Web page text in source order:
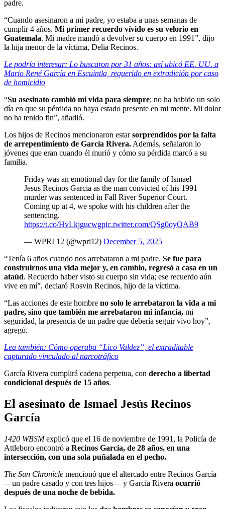
padre.
“Cuando asesinaron a mi padre, yo estaba a unas semanas de
cumplir 4 años. Mi primer recuerdo vívido es su velorio en
Guatemala. Mi madre mandó a devolver su cuerpo en 1991”, dijo
la hija menor de la víctima, Delia Recinos.
Le podría interesar: Lo buscaron por 31 años: así ubicó EE. UU. a
Mario René García en Escuintla, requerido en extradición por caso
de homicidio
“Su asesinato cambió mi vida para siempre; no ha habido un solo
día en que su pérdida no haya estado presente en mi mente. Mi dolor
no ha tenido fin”, añadió.
Los hijos de Recinos mencionaron estarsorprendidos por la falta
de arrepentimiento de García Rivera. Además, señalaron lo
jóvenes que eran cuando él murió y cómo su pérdida marcó a su
familia.
Friday was an emotional day for the family of Ismael
Jesus Recinos Garcia as the man convicted of his 1991
murder was sentenced in Fall River Superior Court.
Coming up at 4, we spoke with his children after the
sentencing.
https://t.co/HvLkjgucwgpic.twitter.com/QSg0oyQAB9
— WPRI 12 (@wpri12) December 5, 2025
“Tenía 6 años cuando nos arrebataron a mi padre. Se fue para
construirnos una vida mejor y, en cambio, regresó a casa en un
ataúd. Recuerdo haber visto su cuerpo sin vida; ese recuerdo aún
vive en mí”, declaró Rosvin Recinos, hijo de la víctima.
“Las acciones de este hombre no solo le arrebataron la vida a mi
padre, sino que también me arrebataron mi infancia, mi
seguridad, la presencia de un padre que debería seguir vivo hoy”,
agregó.
Lea también: Cómo operaba “Lico Valdez”, el extraditable
capturado vinculado al narcotráfico
García Rivera cumplirá cadena perpetua, con derecho a libertad
condicional después de 15 años.
El asesinato de Ismael Jesús Recinos
García
1420 WBSMexplicó que el 16 de noviembre de 1991, la Policía de
Attleboro encontró a Recinos García, de 28 años, en una
intersección, con una sola puñalada en el pecho.
The Sun Chronicle mencionó que el altercado entre Recinos García
—un padre casado y con tres hijos— y García Rivera ocurrió
después de una noche de bebida.